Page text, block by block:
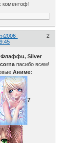
коментоф!
2
2006-
Флаффu, Silver
пасибо всем!
Аниме:
7